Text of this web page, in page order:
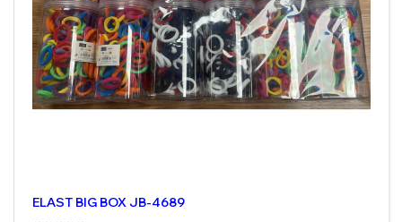
ELAST BIG BOX JB-4689